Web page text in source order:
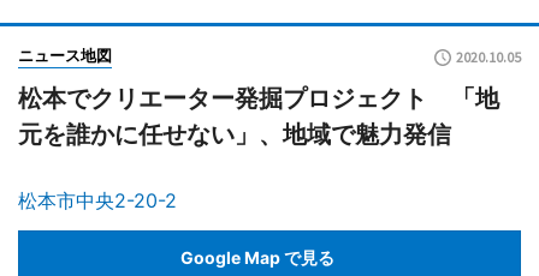
ニュース地図 2020.10.05
松本でクリエーター発掘プロジェクト 「地
元を誰かに任せない」、地域で魅力発信
松本市中央2-20-2
Google Map で見る